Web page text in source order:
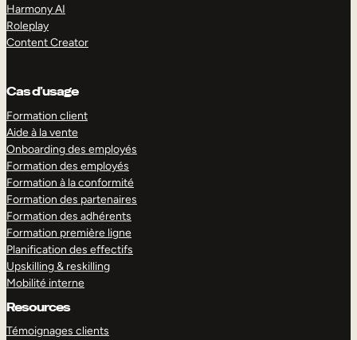
Harmony AI
Roleplay
Content Creator
Cas d’usage
Formation client
Aide à la vente
Onboarding des employés
Formation des employés
Formation à la conformité
Formation des partenaires
Formation des adhérents
Formation première ligne
Planification des effectifs
Upskilling & reskilling
Mobilité interne
Resources
Témoignages clients